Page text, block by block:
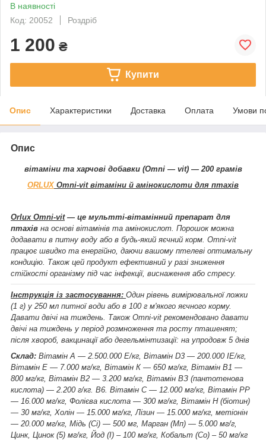
В наявності
Код: 20052
Роздріб
1 200 ₴
Купити
Опис Характеристики Доставка Оплата Умови
Опис
вітаміни та харчові добавки (Omni — vit) — 200 грамів
ORLUX Omni-vit вітаміни й амінокислоти для птахів
Orlux Omni-vit— це мультті-вітамінний препарат для
птахів на основі вітамінів та амінокислот. Порошок можна
додавати в питну воду або в будь-який яєчний корм. Omni-vit
працює швидко та енергійно, даючи вашому птелеві оптимальну
кондицію. Також цей продукт ефективний у разі зниження
стійкості організму під час інфекції, виснаження або стресу.
Інструкція із застосування: Один рівень вимірювальної ложки
(1 г) у 250 мл питної води або в 100 г м'якого яєчного корму.
Давати двічі на тиждень. Також Omni-vit рекомендовано давати
двічі на тиждень у період розмноження та росту пташенят;
після хвороб, вакцинації або дегельмінтизації: на упродовж 5 днів
Склад: Вітамін А — 2.500.000 Е/кг, Вітамін D3 — 200.000 ІЕ/кг,
Вітамін Е — 7.000 мг/кг, Вітамін К — 650 мг/кг, Вітамін В1 —
800 мг/кг, Вітамін В2 — 3.200 мг/кг, Вітамін ВЗ (пантотенова
кислота) — 2.200 г/кг. В6. Вітамін С — 12.000 мг/кг, Вітамін PP
— 16.000 мг/кг, Фолієва кислота — 300 мг/кг, Вітамін Н (біотин)
— 30 мг/кг, Холін — 15.000 мг/кг, Лізин — 15.000 мг/кг, метіонін
— 20.000 мг/кг, Мідь (Сі) — 500 мг, Марган (Мп) — 5.000 мг/г,
Цинк, Цинок (5) мг/кг, Йод (I) – 100 мг/кг, Кобальт (Со) – 50 мг/кг